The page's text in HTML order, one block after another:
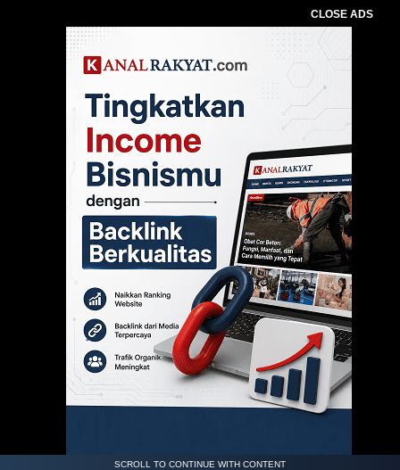
CLOSE ADS
SCROLL TO CONTINUE WITH CONTENT